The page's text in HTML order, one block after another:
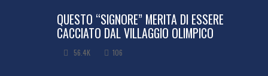
QUESTO “SIGNORE” MERITA DI ESSERE
CACCIATO DAL VILLAGGIO OLIMPICO
56.4K 106